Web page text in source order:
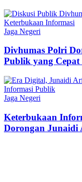
Jaga Negeri
Divhumas Polri
Publik yang
Jaga Negeri
Keterbukaan
Dorongan